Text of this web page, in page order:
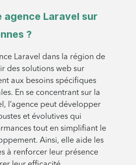
agence Laravel sur
?
Laravel dans la région de
des solutions web sur
aux besoins spécifiques
En se concentrant sur la
l’agence peut développer
et évolutives qui
tout en simplifiant le
Ainsi, elle aide les
à renforcer leur présence